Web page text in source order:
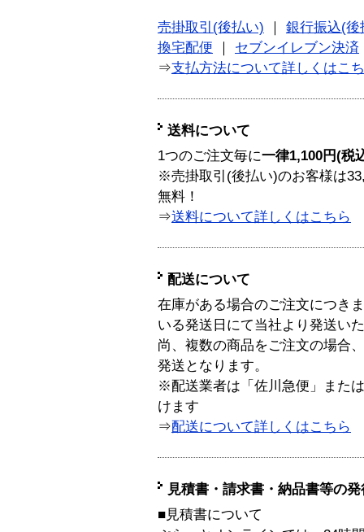
売掛取引(後払い)
銀行振込(後
換宅配便
セブンイレブン決済
⇒支払方法について詳しくはこ
送料について
1つのご注文毎に一律1,100円(税
※売掛取引(後払い)のお客様は
無料！
⇒送料について詳しくはこちら
配送について
在庫がある場合のご注文につき
いる発送日にて当社より発送い
尚、複数の商品をご注文の場合
発送となります。
※配送業者は「佐川急便」また
けます
⇒配送について詳しくはこちら
見積書・請求書・納品書等の
■見積書について